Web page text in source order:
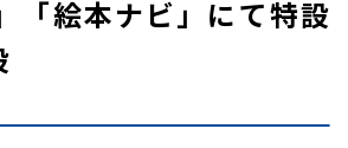
「絵本ナビ」にて特設